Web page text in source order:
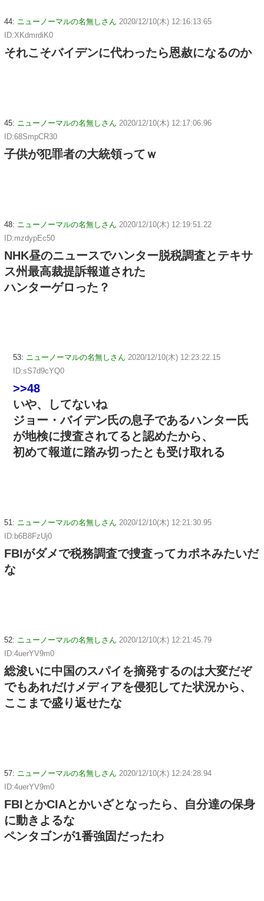
44: ニューノーマルの名無しさん 2020/12/10(木) 12:16:13.65
ID:XKdmrdiK0
それこそバイデンに代わったら恩赦になるのか
45: ニューノーマルの名無しさん 2020/12/10(木) 12:17:06.96
ID:68SmpCR30
子供が犯罪者の大統領ってｗ
48: ニューノーマルの名無しさん 2020/12/10(木) 12:19:51.22
ID:mzdypEc50
NHK昼のニュースでハンター脱税調査とテキサ
ス州最高裁提訴報道された
ハンターゲロった？
53: ニューノーマルの名無しさん 2020/12/10(木) 12:23:22.15
ID:sS7d9cYQ0
>>48
いや、してないね
ジョー・バイデン氏の息子であるハンター氏
が地検に捜査されてると認めたから、
初めて報道に踏み切ったとも受け取れる
51: ニューノーマルの名無しさん 2020/12/10(木) 12:21:30.95
ID:b6B8FzUj0
FBIがダメで税務調査で捜査ってカポネみたいだ
な
52: ニューノーマルの名無しさん 2020/12/10(木) 12:21:45.79
ID:4uerYV9m0
総浚いに中国のスパイを摘発するのは大変だぞ
でもあれだけメディアを侵犯してた状況から、
ここまで盛り返せたな
57: ニューノーマルの名無しさん 2020/12/10(木) 12:24:28.94
ID:4uerYV9m0
FBIとかCIAとかいざとなったら、自分達の保身
に動きよるな
ペンタゴンが1番強固だったわ